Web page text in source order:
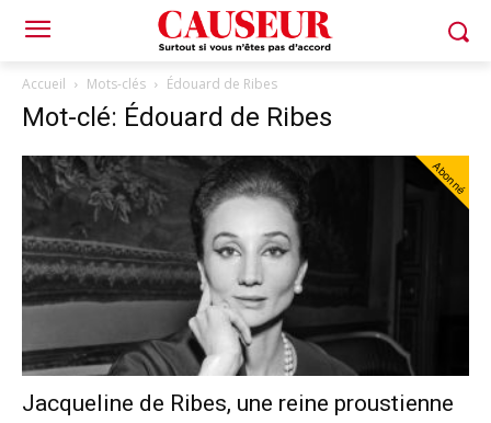
Accueil Mots-clés Édouard de Ribes
Mot-clé: Édouard de Ribes
Abonné
Jacqueline de Ribes, une reine proustienne